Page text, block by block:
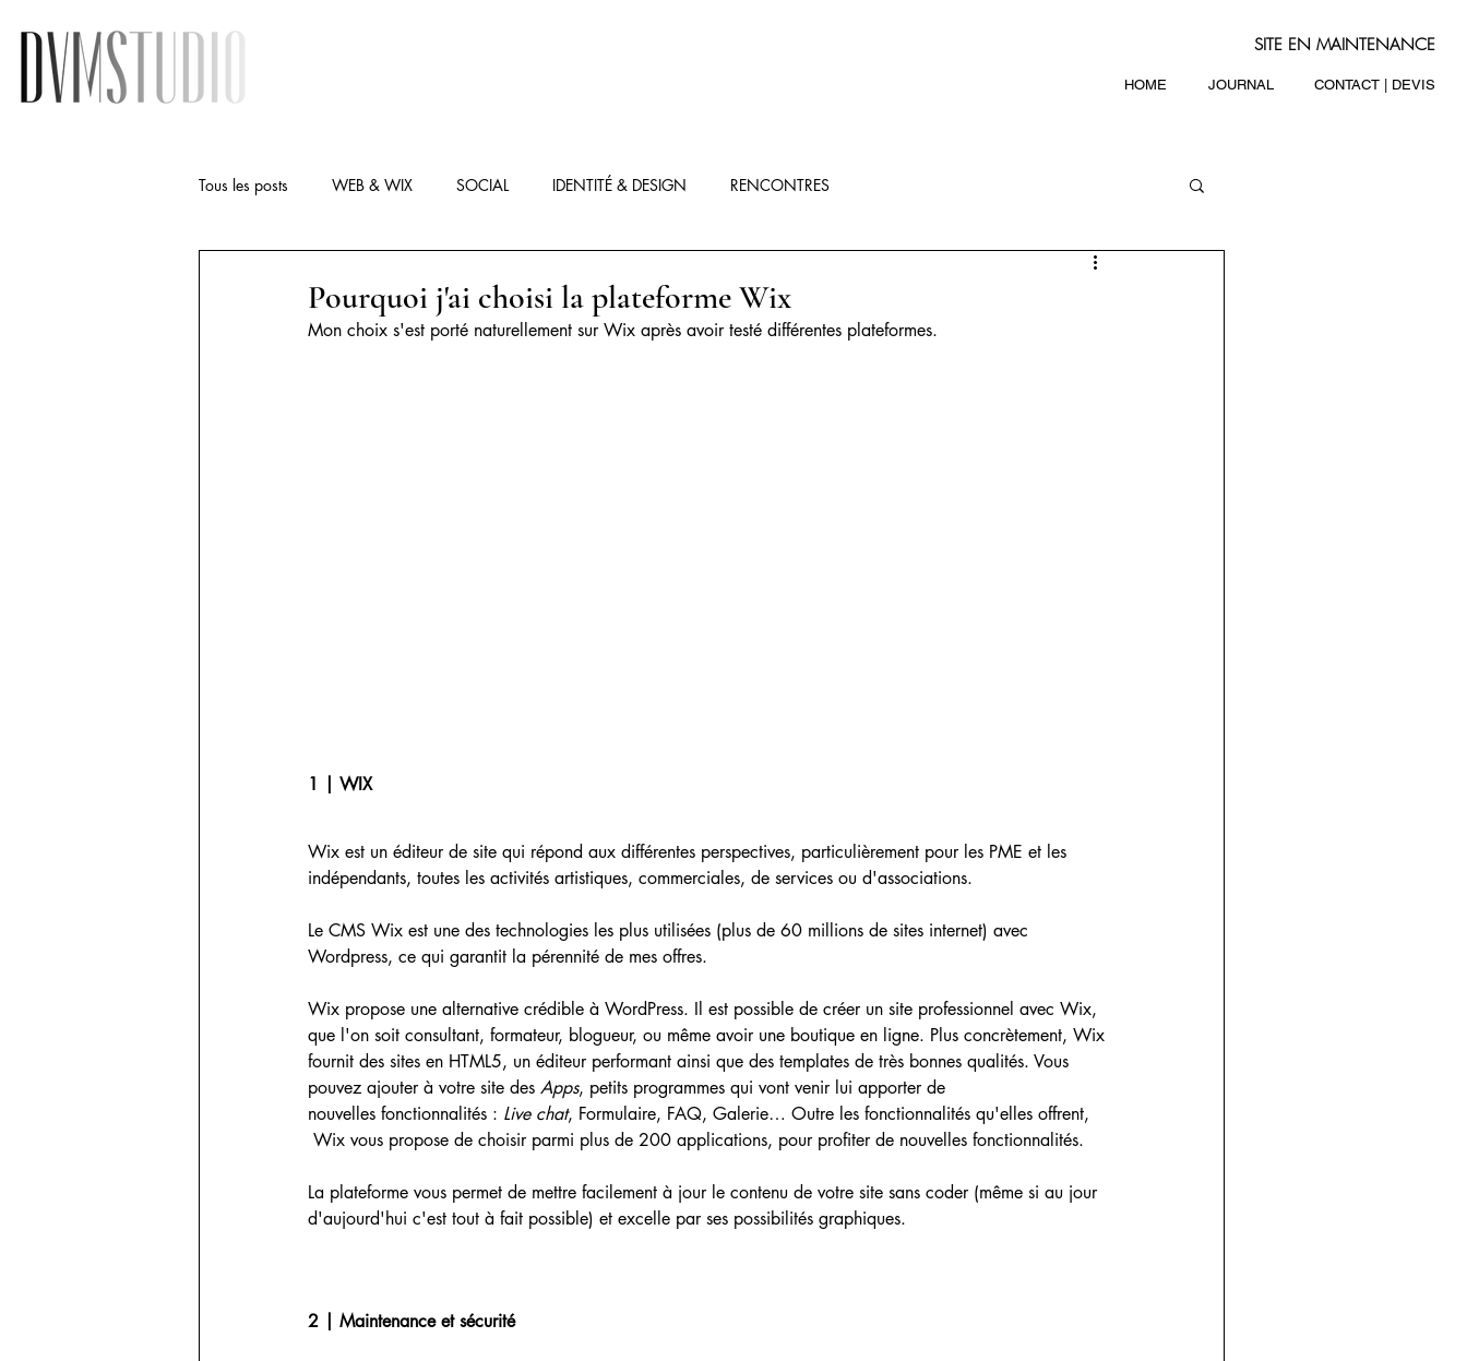
SITE EN MAINTENANCE
HOME JOURNAL CONTACT | DEVIS
Tous les posts WEB & WIX SOCIAL IDENTITÉ & DESIGN RENCONTRES
Pourquoi j'ai choisi la plateforme Wix
Mon choix s'est porté naturellement sur Wix après avoir testé différentes plateformes.
1 | WIX
Wix est un éditeur de site qui répond aux différentes perspectives, particulièrement pour les PME et les
indépendants, toutes les activités artistiques, commerciales, de services ou d'associations. ​
Le CMS Wix est une des technologies les plus utilisées (plus de 60 millions de sites internet) avec
Wordpress, ce qui garantit la pérennité de mes offres.
Wix propose une alternative crédible à WordPress. Il est possible de créer un site professionnel avec Wix,
que l'on soit consultant, formateur, blogueur, ou même avoir une boutique en ligne. Plus concrètement, Wix
fournit des sites en HTML5, un éditeur performant ainsi que des templates de très bonnes qualités.​ Vous
pouvez ajouter à votre site des Apps, petits programmes qui vont venir lui apporter de
nouvelles fonctionnalités : Live chat, Formulaire, FAQ, Galerie… Outre les fonctionnalités qu'elles offrent,​
Wix vous propose de choisir parmi plus de 200 applications, pour profiter de nouvelles fonctionnalités.
La plateforme vous permet de mettre facilement à jour le contenu de votre site sans coder (même si au jour
d'aujourd'hui c'est tout à fait possible) et excelle par ses possibilités graphiques.
2 | Maintenance et sécurité